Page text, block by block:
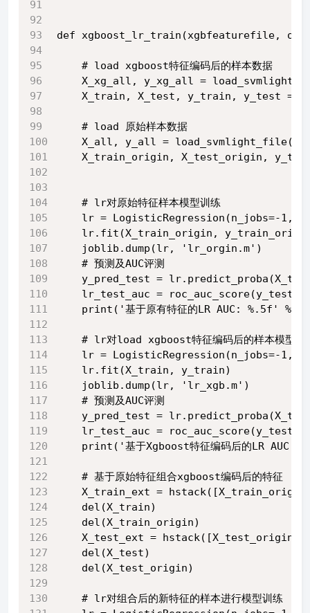
def xgboost_lr_train(xgbfeaturefile,
    # load xgboost特征编码后的样本数据
X_xg_all, y_xg_all =
X_train, X_test, y_train, y_test =
    # load 原始样本数据
X_all, y_all =
X_train_origin, X_test_origin,
    # lr对原始特征样本模型训练
lr = LogisticRegression(n_jobs=-1,
lr.fit(X_train_origin,
    joblib.dump(lr, 'lr_orgin.m')
    # 预测及AUC评测
y_pred_test =
lr_test_auc =
print('基于原有特征的LR AUC: %.5f' %
# lr对load xgboost特征编码后的样本模型训
lr = LogisticRegression(n_jobs=-1,
    lr.fit(X_train, y_train)
    joblib.dump(lr, 'lr_xgb.m')
    # 预测及AUC评测
y_pred_test =
lr_test_auc = roc_auc_score(y_test,
print('基于Xgboost特征编码后的LR AUC:
    # 基于原始特征组合xgboost编码后的特征
X_train_ext =
    del(X_train)
    del(X_train_origin)
X_test_ext = hstack([X_test_origin,
    del(X_test)
    del(X_test_origin)
    # lr对组合后的新特征的样本进行模型训练